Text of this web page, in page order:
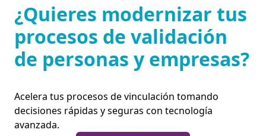
¿Quieres modernizar tus
procesos de validación
de personas y empresas?
Acelera tus procesos de vinculación tomando
decisiones rápidas y seguras con tecnología
avanzada.